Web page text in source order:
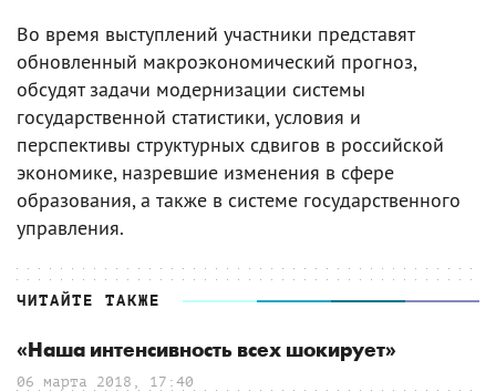
Во время выступлений участники представят
обновленный макроэкономический прогноз,
обсудят задачи модернизации системы
государственной статистики, условия и
перспективы структурных сдвигов в российской
экономике, назревшие изменения в сфере
образования, а также в системе государственного
управления.
ЧИТАЙТЕ ТАКЖЕ
«Наша интенсивность всех шокирует»
06 марта 2018, 17:40